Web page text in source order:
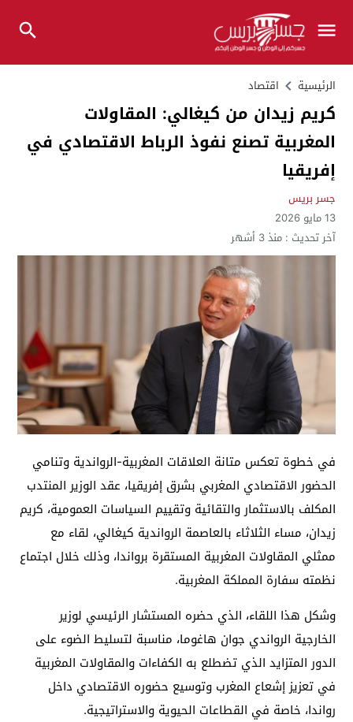
الرئيسية اقتصاد
كريم زيدان من كيغالي: المقاولات
المغربية تصنع نفوذ الرباط الاقتصادي في
إفريقيا
جسر بريس
13 مايو 2026
آخر تحديث :منذ 3 أشهر
في خطوة تعكس متانة العلاقات المغربية-الرواندية وتنامي
الحضور الاقتصادي المغربي بشرق إفريقيا، عقد الوزير المنتدب
المكلف بالاستثمار والتقائية وتقييم السياسات العمومية، كريم
زيدان، مساء الثلاثاء بالعاصمة الرواندية كيغالي، لقاء مع
ممثلي المقاولات المغربية المستقرة برواندا، وذلك خلال اجتماع
نظمته سفارة المملكة المغربية.
وشكل هذا اللقاء، الذي حضره المستشار الرئيسي لوزير
الخارجية الرواندي جوان هاغوما، مناسبة لتسليط الضوء على
الدور المتزايد الذي تضطلع به الكفاءات والمقاولات المغربية
في تعزيز إشعاع المغرب وتوسيع حضوره الاقتصادي داخل
رواندا، خاصة في القطاعات الحيوية والاستراتيجية.